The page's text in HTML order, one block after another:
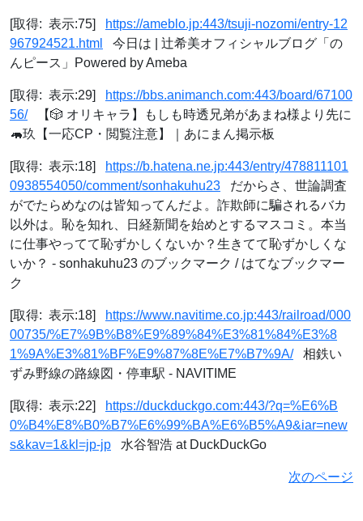
[取得: 表示:75]
https://ameblo.jp:443/tsuji-nozomi/entry-12
967924521.html
今日は | 辻希美オフィシャルブログ「の
んピース」Powered by Ameba
[取得: 表示:29]
https://bbs.animanch.com:443/board/67100
56/【🎲 オリキャラ】もしも時透兄弟があまね様より先に
🦛玖【一応CP・閲覧注意】｜あにまん掲示板
[取得: 表示:18]
https://b.hatena.ne.jp:443/entry/478811101
0938554050/comment/sonhakuhu23 だからさ、世論調査
がでたらめなのは皆知ってんだよ。詐欺師に騙されるバカ
以外は。恥を知れ、日経新聞を始めとするマスコミ。本当
に仕事やってて恥ずかしくないか？生きてて恥ずかしくな
いか？ - sonhakuhu23 のブックマーク / はてなブックマー
ク
[取得: 表示:18]
https://www.navitime.co.jp:443/railroad/000
00735/%E7%9B%B8%E9%89%84%E3%81%84%E3%8
1%9A%E3%81%BF%E9%87%8E%E7%B7%9A/相鉄い
ずみ野線の路線図・停車駅 - NAVITIME
[取得: 表示:22]
https://duckduckgo.com:443/?q=%E6%B
0%B4%E8%B0%B7%E6%99%BA%E6%B5%A9&iar=new
s&kav=1&kl=jp-jp 水谷智浩 at DuckDuckGo
次のページ